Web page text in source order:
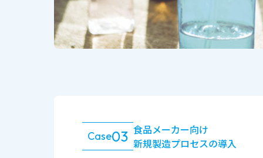
Case03 食品メーカー向け
新規製造プロセスの導入